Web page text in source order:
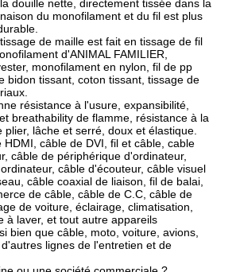
douille nette, directement tissée dans la
du monofilament et du fil est plus
de maille est fait en tissage de fil
d'ANIMAL FAMILIER,
monofilament en nylon, fil de pp
bidon tissant, coton tissant, tissage de
résistance à l'usure, expansibilité,
breathability de flamme, résistance à la
lâche et serré, doux et élastique.
HDMI, câble de DVI, fil et câble, cable
câble de périphérique d'ordinateur,
câble d'écouteur, câble visuel
câble coaxial de liaison, fil de balai,
de câble, câble de C.C, câble de
de voiture, éclairage, climatisation,
à laver, et tout autre appareils
bien que câble, moto, voiture, avions,
lignes de l'entretien et de